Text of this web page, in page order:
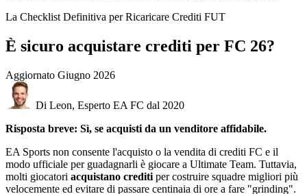
La Checklist Definitiva per Ricaricare Crediti FUT
È sicuro acquistare crediti per FC 26?
Aggiornato Giugno 2026
Di Leon, Esperto EA FC dal 2020
Risposta breve: Sì, se acquisti da un venditore affidabile.
EA Sports non consente l'acquisto o la vendita di crediti FC e il
modo ufficiale per guadagnarli è giocare a Ultimate Team. Tuttavia,
molti giocatori acquistano crediti per costruire squadre migliori più
velocemente ed evitare di passare centinaia di ore a fare "grinding".